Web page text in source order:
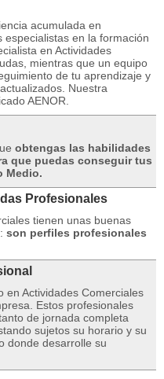
acumulada en
en la formación
en Actividades
mientras que un equipo
de tu aprendizaje y
Nuestra
AENOR.
obtengas las habilidades
que puedas conseguir tus
Medio.
Profesionales
tienen unas buenas
son perfiles profesionales
en Actividades Comerciales
Estos profesionales
de jornada completa
sujetos su horario y su
donde desarrolle su